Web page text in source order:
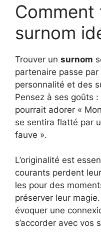
Comment
surnom
Trouver un surnom
partenaire passe
personnalité et des
Pensez à ses goûts
pourrait adorer «
se sentira flatté par
fauve ».
L’originalité est
courants perdent
les pour des
préserver leur
évoquer une
s’accorder avec vos